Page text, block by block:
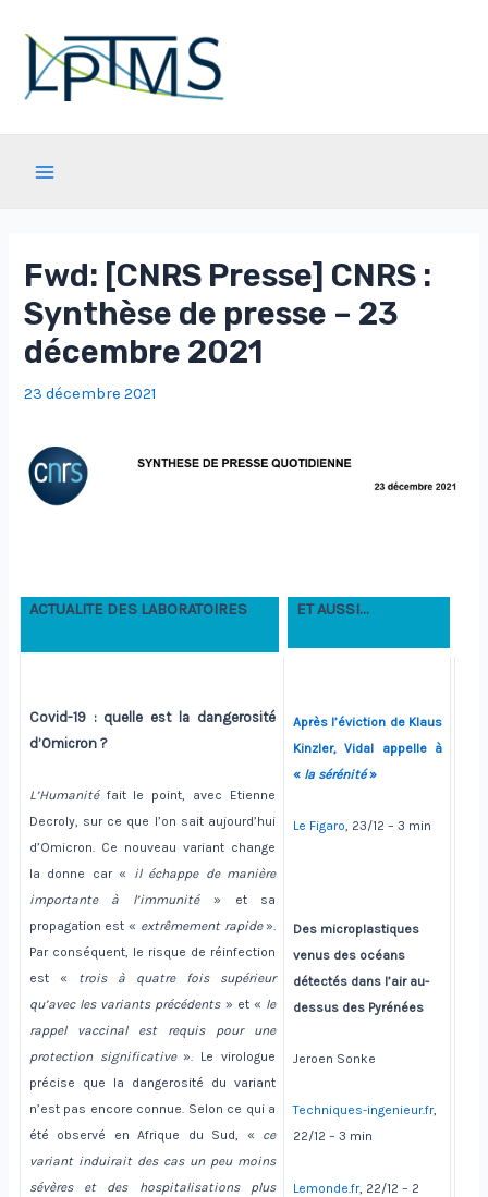
contenu
Fwd: [CNRS Presse] CNRS :
Synthèse de presse – 23
décembre 2021
23 décembre 2021
ACTUALITE DES LABORATOIRES ET AUSSI…
Covid-19 : quelle est la dangerosité
d’Omicron ?
L’Humanitéfait le point, avec Etienne
Decroly, sur ce que l’on sait aujourd’hui
d’Omicron. Ce nouveau variant change
la donne car « il échappe de manière
importante à l’immunité» et sa
propagation est « extrêmement rapide».
Par conséquent, le risque de réinfection
est « trois à quatre fois supérieur
qu’avec les variants précédents» et « le
rappel vaccinal est requis pour une
protection significative». Le virologue
précise que la dangerosité du variant
n’est pas encore connue. Selon ce qui a
été observé en Afrique du Sud, « ce
variant induirait des cas un peu moins
sévères et des hospitalisations plus
Après l’éviction de Klaus
Kinzler, Vidal appelle à
« la sérénité»
Le Figaro, 23/12 – 3 min
Des microplastiques
venus des océans
détectés dans l’air au-
dessus des Pyrénées
Jeroen Sonke
Techniques-ingenieur.fr,
22/12 – 3 min
Lemonde.fr, 22/12 – 2